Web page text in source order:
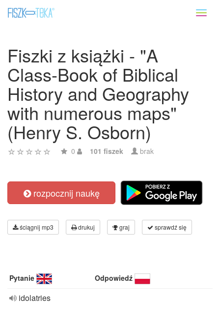
Fiszki z książki - "A
Class-Book of Biblical
History and Geography
with numerous maps"
(Henry S. Osborn)
0 101 fiszek brak
rozpocznij naukę
ściągnij mp3 drukuj graj sprawdź się
Pytanie Odpowiedź
idolatries